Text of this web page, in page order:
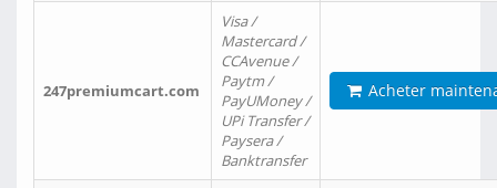
247premiumcart.com
Visa /
Mastercard /
CCAvenue /
Paytm /
PayUMoney /
UPi Transfer /
Paysera /
Banktransfer
Acheter